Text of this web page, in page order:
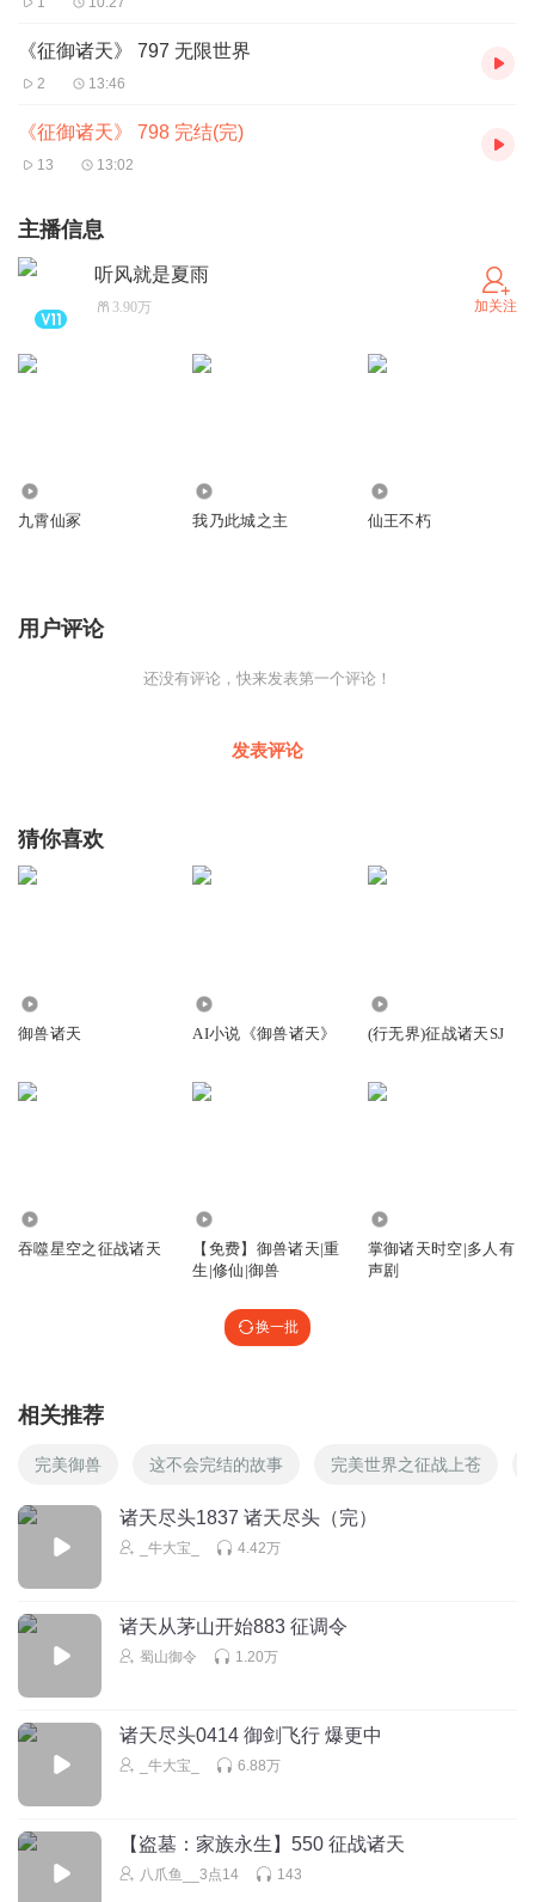
《征御诸天》 797 无限世界
2 13:46
《征御诸天》 798 完结(完)
13 13:02
主播信息
听风就是夏雨
3.90万 加关注
九霄仙冢 我乃此城之主 仙王不朽
用户评论
还没有评论，快来发表第一个评论！
发表评论
猜你喜欢
御兽诸天 AI小说《御兽诸天》 (行无界)征战诸天SJ
吞噬星空之征战诸天
【免费】御兽诸天|重
生|修仙|御兽
掌御诸天时空|多人有
声剧
换一批
相关推荐
完美御兽 这不会完结的故事 完美世界之征战上苍
诸天尽头1837 诸天尽头（完）
_牛大宝_ 4.42万
诸天从茅山开始883 征调令
蜀山御令 1.20万
诸天尽头0414 御剑飞行 爆更中
_牛大宝_ 6.88万
【盗墓：家族永生】550 征战诸天
八爪鱼__3点14 143